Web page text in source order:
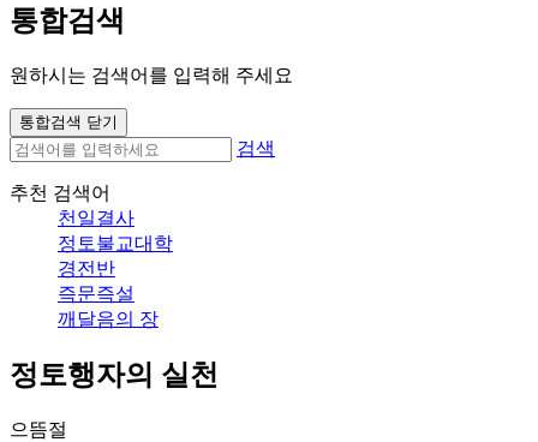
통합검색
원하시는 검색어를 입력해 주세요
통합검색 닫기
검색
추천 검색어
천일결사
정토불교대학
경전반
즉문즉설
깨달음의 장
정토행자의 실천
으뜸절